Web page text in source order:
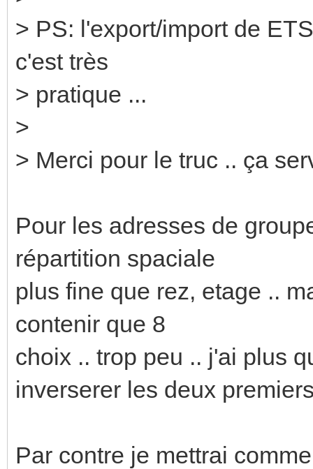
> PS: l'export/import de
c'est très
> pratique ...
>
> Merci pour le truc .. ça
Pour les adresses de
répartition spaciale
plus fine que rez, etage ..
contenir que 8
choix .. trop peu .. j'ai plus
inverserer les deux
Par contre je mettrai